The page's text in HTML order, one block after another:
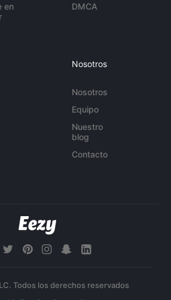
en
DMCA
Nosotros
Nosotros
Equipo
Nuestro
blog
Contacto
Todos los derechos reservados